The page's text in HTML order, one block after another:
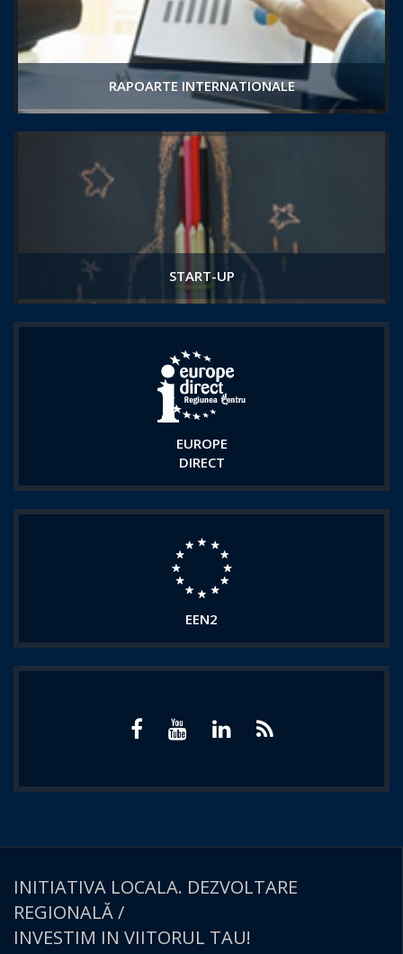
RAPOARTE INTERNATIONALE
START-UP
EUROPE
DIRECT
EEN2
INITIATIVA LOCALA. DEZVOLTARE
REGIONALĂ /
INVESTIM IN VIITORUL TAU!